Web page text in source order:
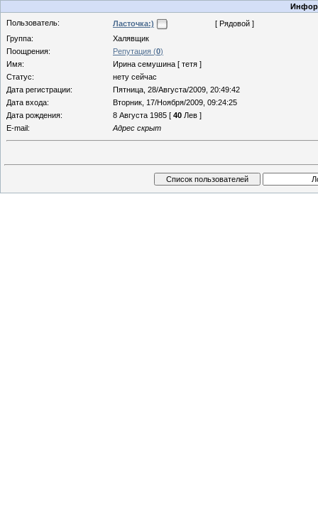
Пользователь:
Ласточка:)
[ Рядовой ]
Группа:
Халявщик
Поощрения:
Репутация (0)
Имя:
Ирина семушина [ тетя ]
Статус:
нету сейчас
Дата регистрации:
Пятница, 28/Августа/2009, 20:49:42
Дата входа:
Вторник, 17/Ноября/2009, 09:24:25
Дата рождения:
8 Августа 1985 [ 40 Лев ]
E-mail:
Адрес скрыт